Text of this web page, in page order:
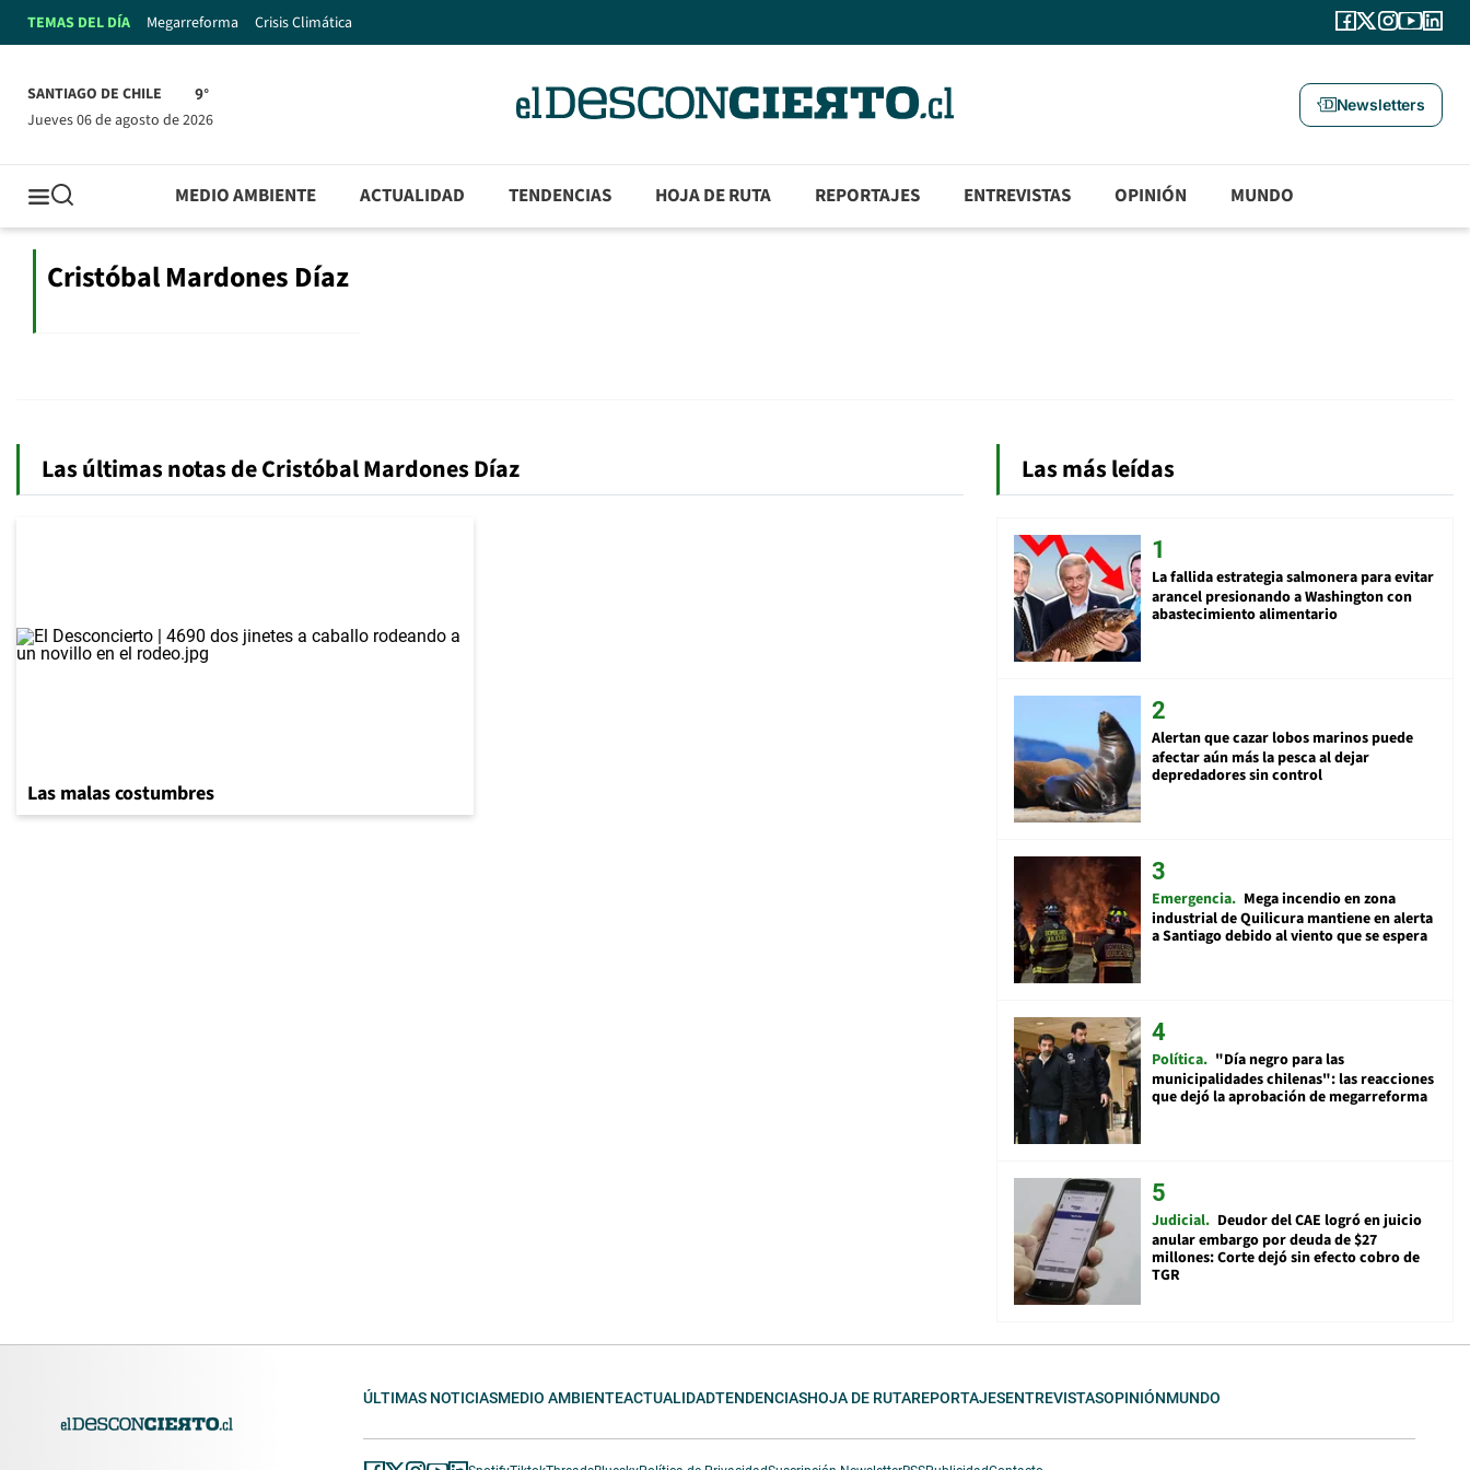
TEMAS DEL DÍA Megarreforma Crisis Climática
SANTIAGO DE CHILE 9°
jueves 06 de agosto de 2026
Newsletters
MEDIO AMBIENTE ACTUALIDAD TENDENCIAS HOJA DE RUTA REPORTAJES ENTREVISTAS OPINIÓN MUNDO
Cristóbal Mardones Díaz
Las últimas notas de Cristóbal Mardones Díaz
Las malas costumbres
Las más leídas
La fallida estrategia salmonera para evitar
arancel presionando a Washington con
abastecimiento alimentario
Alertan que cazar lobos marinos puede
afectar aún más la pesca al dejar
depredadores sin control
Emergencia Mega incendio en zona
industrial de Quilicura mantiene en alerta
a Santiago debido al viento que se espera
Política "Día negro para las
municipalidades chilenas": las reacciones
que dejó la aprobación de megarreforma
Judicial Deudor del CAE logró en juicio
anular embargo por deuda de $27
millones: Corte dejó sin efecto cobro de
TGR
ÚLTIMAS NOTICIASMEDIO AMBIENTEACTUALIDADTENDENCIASHOJA DE RUTAREPORTAJESENTREVISTASOPINIÓNMUNDO